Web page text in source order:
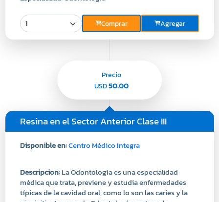
Resina en el Sector Anterior Clase III
Disponible en:Centro Médico Integra
Descripcion:La Odontología es una especialidad
gingivitis. A su vez, la Odontología contempla
especialidades para trabajar padecimientos bucales
específicos.
50.00